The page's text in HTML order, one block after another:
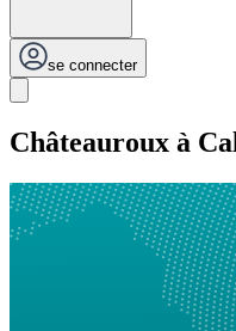
se connecter
Châteauroux à